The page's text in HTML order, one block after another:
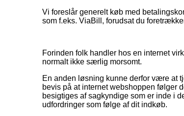
Vi foreslår generelt køb med
som f.eks. ViaBill, forudsat du
Forinden folk handler hos en internet
normalt ikke særlig morsomt.
En anden løsning kunne derfor være at
bevis på at internet webshoppen følger
besigtiges af sagkyndige som er inde i
udfordringer som følge af dit indkøb.